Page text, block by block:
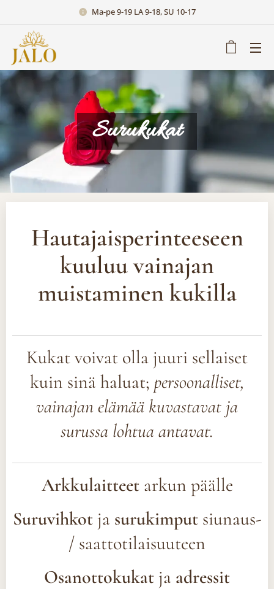
Ma-pe 9-19 LA 9-18, SU 10-17
Surukukat
Hautajaisperinteeseen
kuuluu vainajan
muistaminen kukilla
Kukat voivat olla juuri sellaiset
kuin sinä haluat; persoonalliset,
vainajan elämää kuvastavat ja
surussa lohtua antavat.
Arkkulaitteetarkun päälle
Suruvihkotja surukimputsiunaus-
/ saattotilaisuuteen
Osanottokukat ja adressit